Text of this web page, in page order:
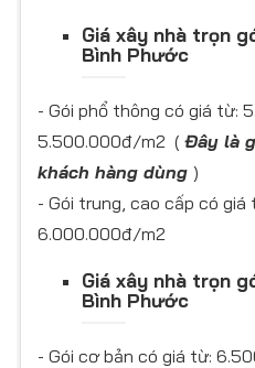
Giá xây nhà trọn
Bình Phước
​- Gói phổ thông có giá từ:
5.500.000đ/m2 ( Đây là
khách hàng dùng )
- Gói trung, cao cấp có
6.000.000đ/m2
Giá xây nhà trọn
Bình Phước
- Gói cơ bản có giá từ: